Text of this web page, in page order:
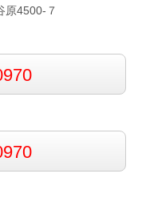
4500-７